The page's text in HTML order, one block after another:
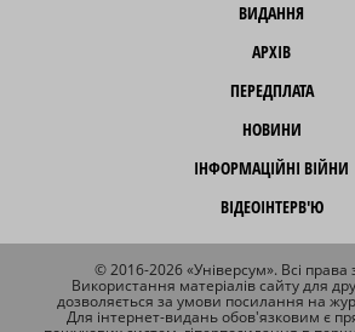
ВИДАННЯ
АРХІВ
ПЕРЕДПЛАТА
НОВИНИ
ІНФОРМАЦІЙНІ ВІЙНИ
ВІДЕОІНТЕРВ'Ю
© 2016-2026 «Універсум». Всі права
Використання матеріалів сайту для
дозволяється за умови посилання на
Для інтернет-видань обов'язковим є